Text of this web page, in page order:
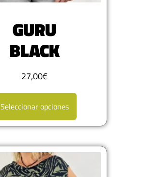
GURU
BLACK
27,00€
Seleccionar opciones